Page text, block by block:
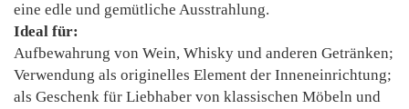
eine edle und gemütliche Ausstrahlung.
Ideal für:
Aufbewahrung von Wein, Whisky und anderen Getränken;
Verwendung als originelles Element der Inneneinrichtung;
als Geschenk für Liebhaber von klassischen Möbeln und